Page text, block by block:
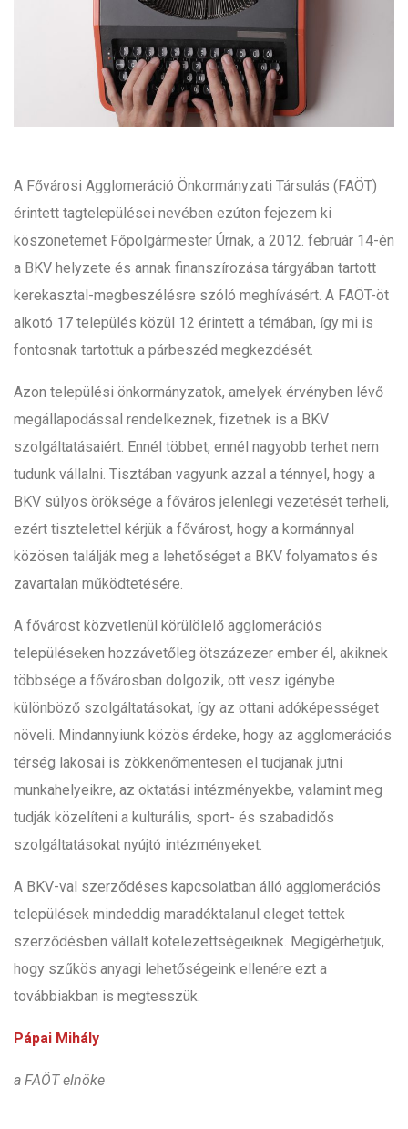
A Fővárosi Agglomeráció Önkormányzati Társulás (FAÖT)
érintett tagtelepülései nevében ezúton fejezem ki
köszönetemet Főpolgármester Úrnak, a 2012. február 14-én
a BKV helyzete és annak finanszírozása tárgyában tartott
kerekasztal-megbeszélésre szóló meghívásért. A FAÖT-öt
alkotó 17 település közül 12 érintett a témában, így mi is
fontosnak tartottuk a párbeszéd megkezdését.
Azon települési önkormányzatok, amelyek érvényben lévő
megállapodással rendelkeznek, fizetnek is a BKV
szolgáltatásaiért. Ennél többet, ennél nagyobb terhet nem
tudunk vállalni. Tisztában vagyunk azzal a ténnyel, hogy a
BKV súlyos öröksége a főváros jelenlegi vezetését terheli,
ezért tisztelettel kérjük a fővárost, hogy a kormánnyal
közösen találják meg a lehetőséget a BKV folyamatos és
zavartalan működtetésére.
A fővárost közvetlenül körülölelő agglomerációs
településeken hozzávetőleg ötszázezer ember él, akiknek
többsége a fővárosban dolgozik, ott vesz igénybe
különböző szolgáltatásokat, így az ottani adóképességet
növeli. Mindannyiunk közös érdeke, hogy az agglomerációs
térség lakosai is zökkenőmentesen el tudjanak jutni
munkahelyeikre, az oktatási intézményekbe, valamint meg
tudják közelíteni a kulturális, sport- és szabadidős
szolgáltatásokat nyújtó intézményeket.
A BKV-val szerződéses kapcsolatban álló agglomerációs
települések mindeddig maradéktalanul eleget tettek
szerződésben vállalt kötelezettségeiknek. Megígérhetjük,
hogy szűkös anyagi lehetőségeink ellenére ezt a
továbbiakban is megtesszük.
Pápai Mihály
a FAÖT elnöke